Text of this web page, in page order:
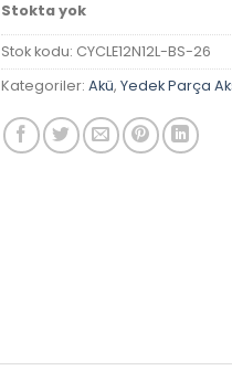
Stokta yok
Stok kodu: CYCLE12N12L-BS-26
Kategoriler: Akü, Yedek Parça